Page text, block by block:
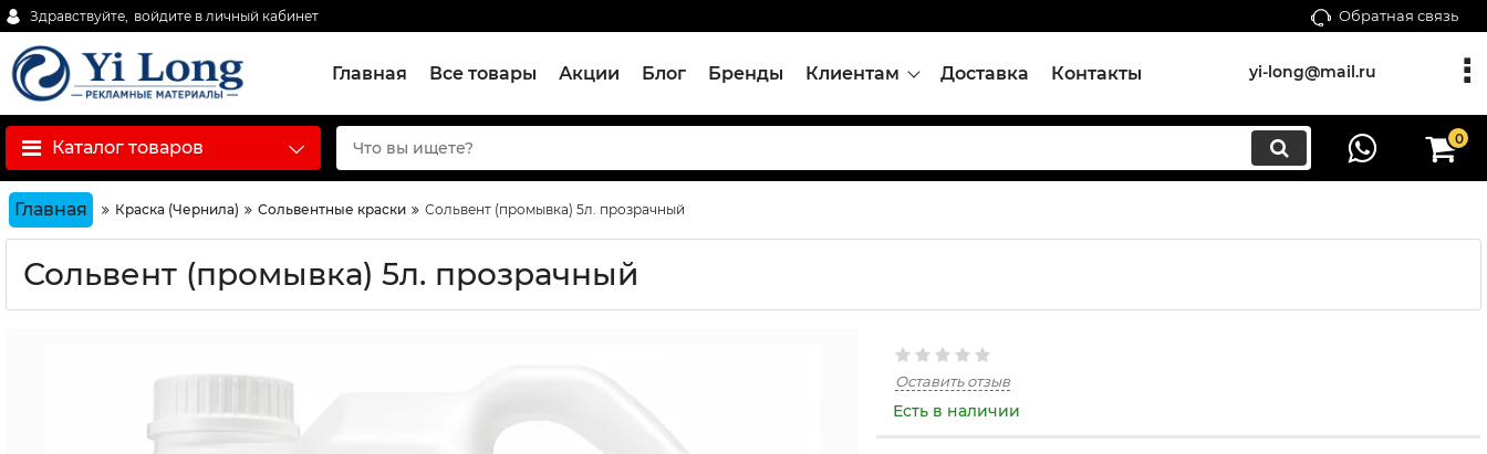
Здравствуйте, войдите в личный кабинет Обратная связь
Главная Все товары Акции Блог Бренды Клиентам Доставка Контакты yi-long@mail.ru
Каталог товаров 0
Главная Краска (Чернила) Сольвентные краски Сольвент (промывка) 5л. прозрачный
Сольвент (промывка) 5л. прозрачный
Оставить отзыв
Есть в наличии